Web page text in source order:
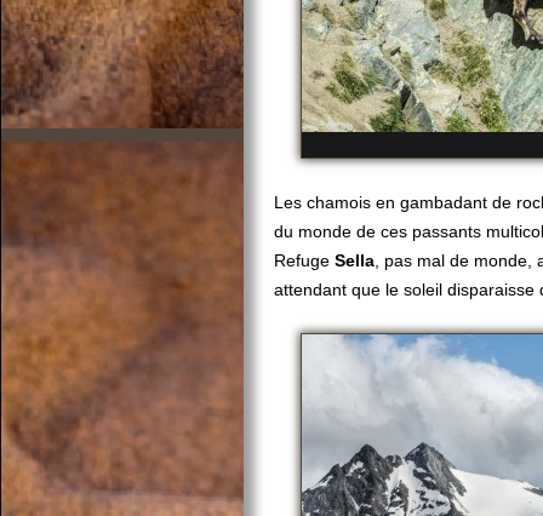
Les chamois en gambadant de
du monde de ces passants
Refuge Sella , pas mal de
attendant que le soleil disparaisse